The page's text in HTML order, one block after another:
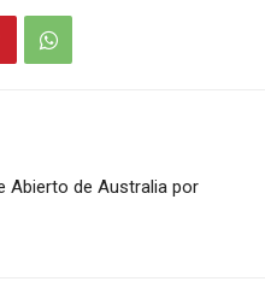
Abierto de Australia por